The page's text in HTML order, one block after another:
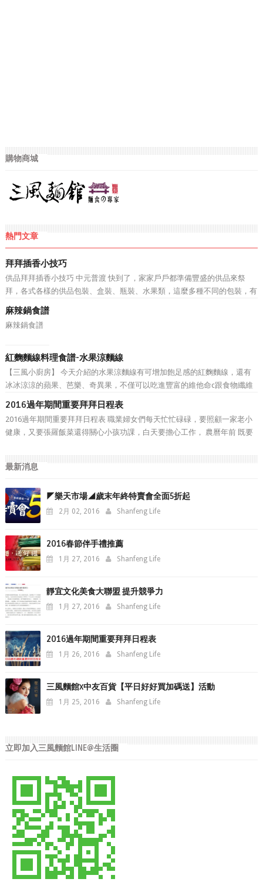
購物商城
熱門文章
拜拜插香小技巧
供品拜拜插香小技巧 中元普渡 快到了，家家戶戶都準備豐盛的供品來祭
拜，各式各樣的供品包裝、盒裝、瓶裝、水果類，這麼多種不同的包裝，有
沒有什麼好方法，可以讓媽媽不在為如何在供品上插香煩惱呢? 坊間不乏有
插香器 、 插香夾 等產品，但是林師傅相信還是有一些勤...
麻辣鍋食譜
麻辣鍋食譜
紅麴麵線料理食譜-水果涼麵線
【三風小廚房】 今天介紹的水果涼麵線有可增加飽足感的紅麴麵線，還有
冰冰涼涼的蘋果、芭樂、奇異果，不僅可以吃進豐富的維他命c跟食物纖維
還有飽足感，很適合這個沒胃口又炎熱的夏天~
2016過年期間重要拜拜日程表
2016過年期間重要拜拜日程表 職業婦女們每天忙忙碌碌，要照顧一家老小
健康，又要張羅飯菜還得關心小孩功課，白天要擔心工作， 農曆年前 既要
業婦女們，於年前先幫各位把 2016過年期間重要拜...
最新消息
◤樂天市場◢歲末年終特賣會全面5折起
2月 02, 2016 Shanfeng Life
2016春節伴手禮推薦
1月 27, 2016 Shanfeng Life
靜宜文化美食大聯盟 提升競爭力
1月 27, 2016 Shanfeng Life
2016過年期間重要拜拜日程表
1月 26, 2016 Shanfeng Life
三風麵館x中友百貨【平日好好買加碼送】活動
1月 25, 2016 Shanfeng Life
立即加入三風麵館LINE@生活圈